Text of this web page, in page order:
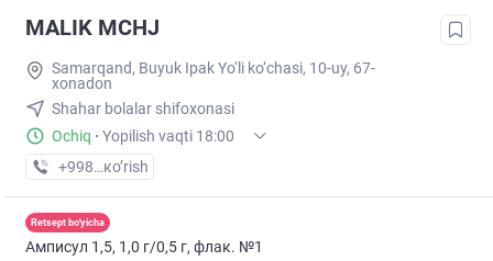
MALIK MCHJ
Samarqand, Buyuk Ipak Yo‘li ko‘chasi, 10-uy, 67-
xonadon
Shahar bolalar shifoxonasi
Ochiq · Yopilish vaqti 18:00
+998 (70) XXX-XX-XX
кo’rish
Retsept bo'yicha
Амписул 1,5, 1,0 г/0,5 г, флак. №1